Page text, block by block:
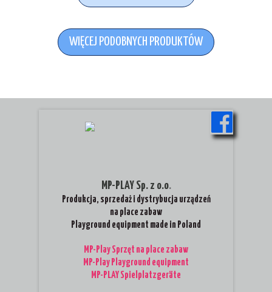
WIĘCEJ PODOBNYCH PRODUKTÓW
MP-PLAY Sp. z o.o.
Produkcja, sprzedaż i dystrybucja urządzeń
na place zabaw
Playground equipment made in Poland
MP-Play Sprzęt na place zabaw
MP-Play Playground equipment
MP-PLAY Spielplatzgeräte